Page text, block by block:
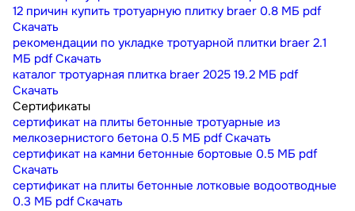
12 причин купить тротуарную плитку braer 0.8 МБ pdf
Скачать
рекомендации по укладке тротуарной плитки braer 2.1
МБ pdf Скачать
каталог тротуарная плитка braer 2025 19.2 МБ pdf
Скачать
Сертификаты
сертификат на плиты бетонные тротуарные из
мелкозернистого бетона 0.5 МБ pdf Скачать
сертификат на камни бетонные бортовые 0.5 МБ pdf
Скачать
сертификат на плиты бетонные лотковые водоотводные
0.3 МБ pdf Скачать